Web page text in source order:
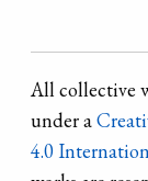
All collective
under a
4.0